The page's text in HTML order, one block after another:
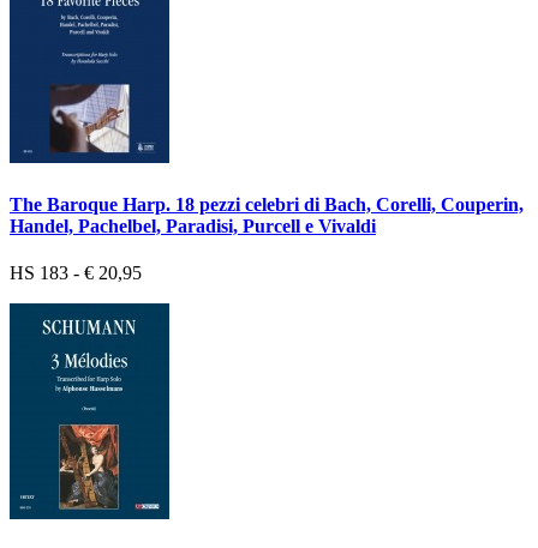
The Baroque Harp. 18 pezzi celebri di Bach, Corelli, Couperin,
Handel, Pachelbel, Paradisi, Purcell e Vivaldi
HS 183 - € 20,95